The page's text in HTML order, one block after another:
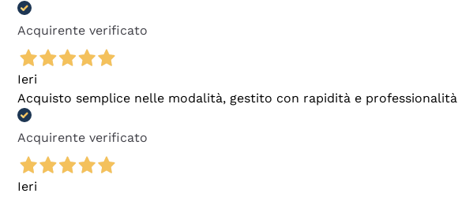
Acquirente verificato
Ieri
Acquisto semplice nelle modalità, gestito con rapidità e professionalità
Acquirente verificato
Ieri